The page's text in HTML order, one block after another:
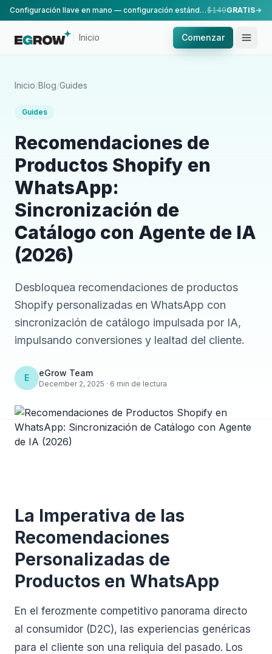
Configuración llave en mano — configuración estándar, realizada por nuestro equipo.$149GRATIS
Inicio Comenzar
Inicio/Blog/Guides
Guides
Recomendaciones de
Productos Shopify en
WhatsApp:
Sincronización de
Catálogo con Agente de IA
(2026)
Desbloquea recomendaciones de productos
Shopify personalizadas en WhatsApp con
sincronización de catálogo impulsada por IA,
impulsando conversiones y lealtad del cliente.
E eGrow Team
December 2, 2025 · 6 min de lectura
La Imperativa de las
Recomendaciones
Personalizadas de
Productos en WhatsApp
En el ferozmente competitivo panorama directo
al consumidor (D2C), las experiencias genéricas
para el cliente son una reliquia del pasado. Los